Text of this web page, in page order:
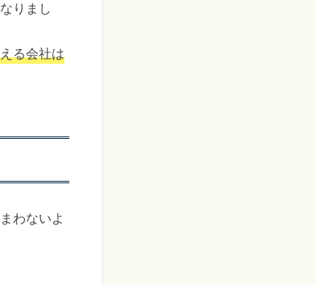
りまし
る会社は
わないよ